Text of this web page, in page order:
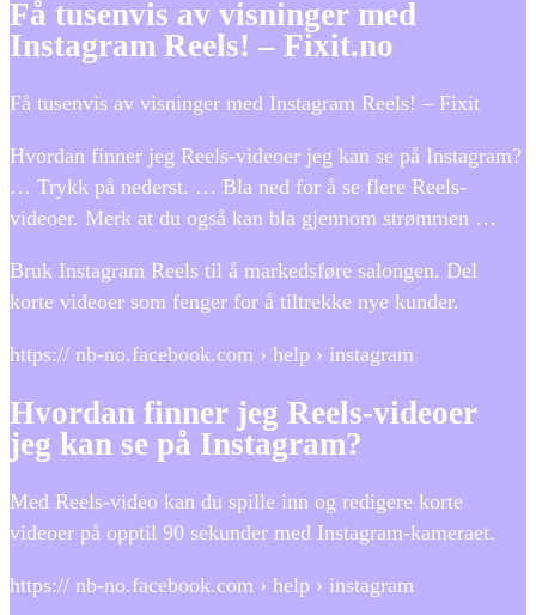
Få tusenvis av visninger med
Instagram Reels! – Fixit.no
Få tusenvis av visninger med Instagram Reels! – Fixit
Hvordan finner jeg Reels-videoer jeg kan se på Instagram?
… Trykk på nederst. … Bla ned for å se flere Reels-
videoer. Merk at du også kan bla gjennom strømmen …
Bruk Instagram Reels til å markedsføre salongen. Del
korte videoer som fenger for å tiltrekke nye kunder.
https:// nb-no.facebook.com › help › instagram
Hvordan finner jeg Reels-videoer
jeg kan se på Instagram?
Med Reels-video kan du spille inn og redigere korte
videoer på opptil 90 sekunder med Instagram-kameraet.
https:// nb-no.facebook.com › help › instagram